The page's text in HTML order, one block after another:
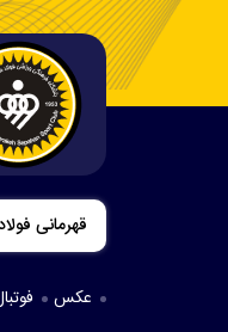
قاب‌هایی از
عکس